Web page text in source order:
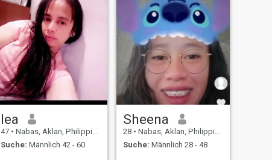
lea
47 • Nabas, Aklan, Philippinen
Suche: Männlich 42 - 60
Sheena
28 • Nabas, Aklan, Philippinen
Suche: Männlich 28 - 48